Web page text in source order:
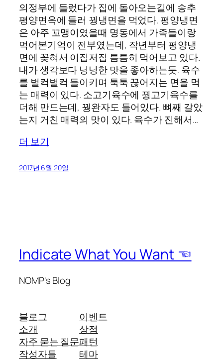
의정부에 들렀다가 집에 돌아오는길에 송추
평양면옥에 들러 꿩냉면을 먹었다. 평양냉면
은 아주 꼬맹이였을때 명동에서 가족들이랑
먹어본기억이 전부였는데, 작년부터 평양냉
면에 꽂혀서 이집저집 틈틈히 먹어보고 있다.
내가 생각보다 닝닝한 맛을 좋아하는듯. 육수
를 벌컥벌컥 들이키며 툭툭 끊어지는 면을 먹
는 매력이 있다. 소고기육수에 꿩고기육수를
더해 만드는데, 꿩완자도 들어있다. 뼈째 갈았
는지 거친 매력의 맛이 있다. 육수가 진해서…
더 보기
2017년 6월 20일
Indicate What You Want ☜
NOMP's Blog
블로그
소개
자주 묻는 질문
작성자들
이벤트
상점
패턴
테마